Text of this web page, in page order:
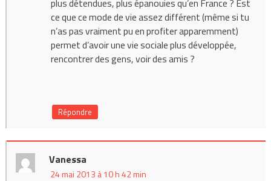
ce que ce mode de vie assez différent (même si tu
n’as pas vraiment pu en profiter apparemment)
permet d’avoir une vie sociale plus développée,
rencontrer des gens, voir des amis ?
Répondre
Vanessa
24 mai 2013 à 10 h 42 min